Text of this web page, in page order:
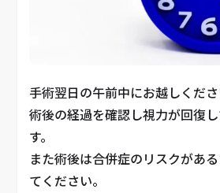
手術翌日の午前中にお越しくださ
術後の経過を確認し視力が回復
す。
また術後は合併症のリスクがあ
てください。